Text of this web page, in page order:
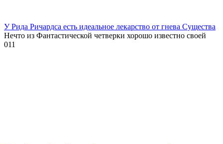
У Рида Ричардса есть идеальное лекарство от гнева Существа
Нечто из Фантастической четверки хорошо известно своей
011